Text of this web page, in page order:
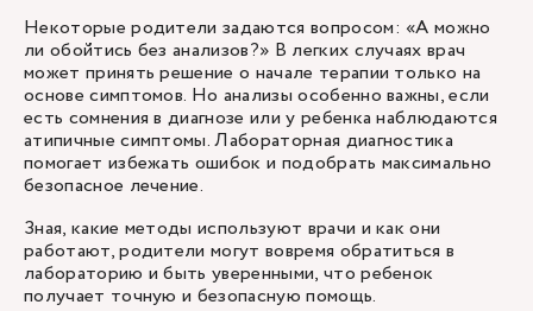
Некоторые родители задаются вопросом: «А можно
ли обойтись без анализов?» В легких случаях врач
может принять решение о начале терапии только на
основе симптомов. Но анализы особенно важны, если
есть сомнения в диагнозе или у ребенка наблюдаются
атипичные симптомы. Лабораторная диагностика
помогает избежать ошибок и подобрать максимально
безопасное лечение.
Зная, какие методы используют врачи и как они
работают, родители могут вовремя обратиться в
лабораторию и быть уверенными, что ребенок
получает точную и безопасную помощь.